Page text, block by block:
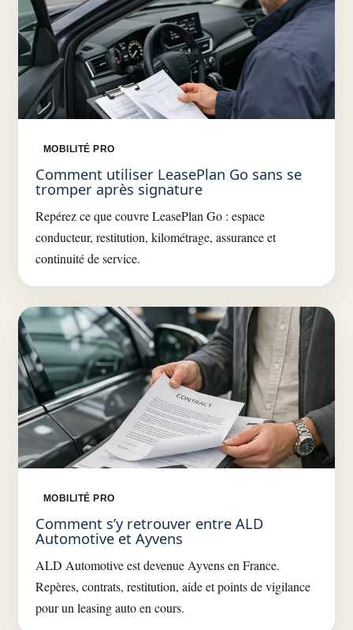
MOBILITÉ PRO
Comment utiliser LeasePlan Go sans se
tromper après signature
Repérez ce que couvre LeasePlan Go : espace
conducteur, restitution, kilométrage, assurance et
continuité de service.
MOBILITÉ PRO
Comment s’y retrouver entre ALD
Automotive et Ayvens
ALD Automotive est devenue Ayvens en France.
Repères, contrats, restitution, aide et points de vigilance
pour un leasing auto en cours.